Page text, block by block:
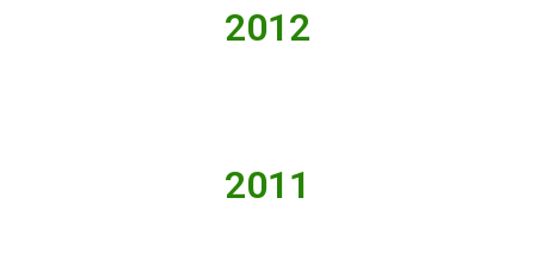
2012
2011